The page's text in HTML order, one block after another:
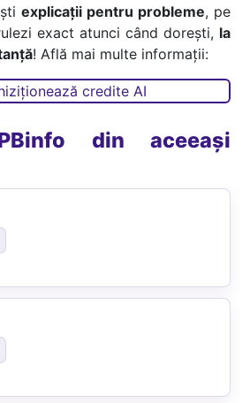
explicații pentru probleme, pe
exact atunci când dorești, la
! Află mai multe informații:
credite AI
din aceeași